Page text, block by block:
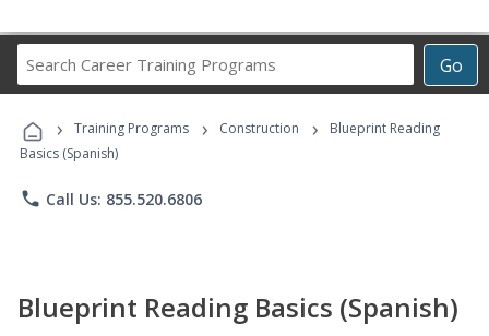
Go
Career
Programs
› Training Programs › Construction ›
Blueprint Reading
Basics (Spanish)
phone Call Us: 855.520.6806
Blueprint Reading Basics (Spanish)